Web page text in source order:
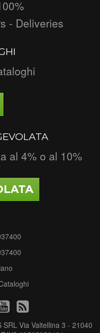
- Deliveries
al 4% o al 10%
Via Valtellina 3 - 21040